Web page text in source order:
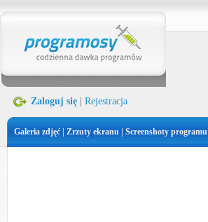
Zaloguj się Rejestracja
Galeria zdjęć | Zrzuty ekranu | Screenshoty programu